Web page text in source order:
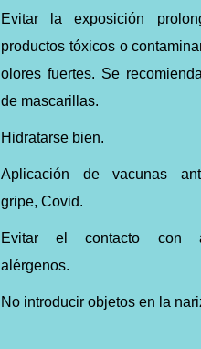
Evitar la exposición
productos tóxicos o
olores fuertes. Se
de mascarillas.
Hidratarse bien.
Aplicación de vacunas
gripe, Covid.
Evitar el contacto con
alérgenos.
No introducir objetos en la